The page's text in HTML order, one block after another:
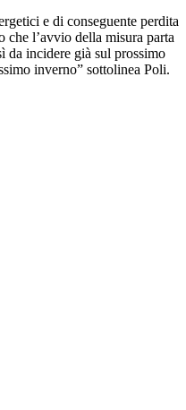
e di conseguente perdita
l’avvio della misura parta
da incidere già sul prossimo
inverno” sottolinea Poli.